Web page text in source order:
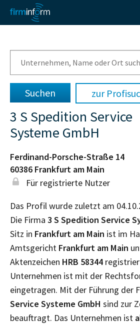
zur
3 S Spedition Service
Systeme GmbH
Ferdinand-Porsche-Straße 14
60386 Frankfurt am Main
Für registrierte Nutzer
Das Profil wurde zuletzt am
Die Firma 3 S Spedition Service
Sitz in Frankfurt am Main ist im
Amtsgericht Frankfurt am Main
Aktenzeichen HRB 58344
Unternehmen ist mit der
eingetragen. Mit der Führung der
Service Systeme GmbH sind zur
beauftragt. Das Unternehmen ist